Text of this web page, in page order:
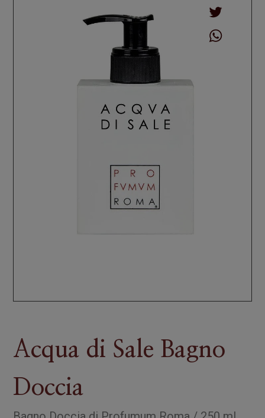
Acqua di Sale Bagno
Doccia